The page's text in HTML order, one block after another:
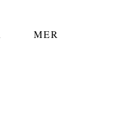
MER